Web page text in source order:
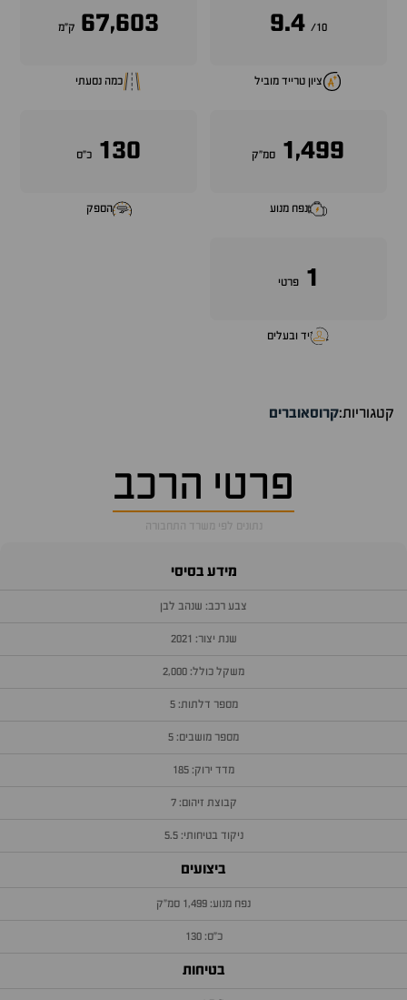
10/
9.4
ציון טרייד מוביל
67,603 ק״מ
כמה נסעתי
1,499 סמ״ק
נפח מנוע
130 כ״ס
הספק
1 פרטי
יד ובעלים
קטגוריות:קרוסאוברים
פרטי הרכב
נתונים לפי משרד התחבורה
מידע בסיסי
צבע רכב: שנהב לבן
שנת יצור: 2021
משקל כולל: 2,000
מספר דלתות: 5
מספר מושבים: 5
מדד ירוק: 185
קבוצת זיהום: 7
ניקוד בטיחותי: 5.5
ביצועים
נפח מנוע: 1,499 סמ״ק
כ״ס: 130
בטיחות